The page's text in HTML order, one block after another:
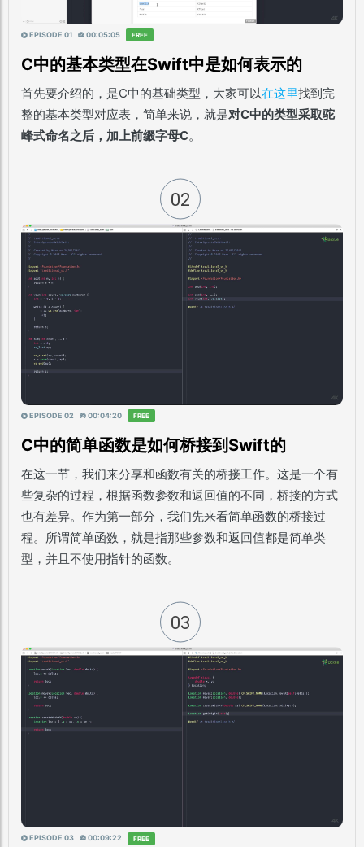
EPISODE 01 00:05:05 FREE
C中的基本类型在Swift中是如何表示的
首先要介绍的，是C中的基础类型，大家可以在这里找到完
整的基本类型对应表，简单来说，就是对C中的类型采取驼
峰式命名之后，加上前缀字母C。
02
EPISODE 02 00:04:20 FREE
C中的简单函数是如何桥接到Swift的
在这一节，我们来分享和函数有关的桥接工作。这是一个有
些复杂的过程，根据函数参数和返回值的不同，桥接的方式
也有差异。作为第一部分，我们先来看简单函数的桥接过
程。所谓简单函数，就是指那些参数和返回值都是简单类
型，并且不使用指针的函数。
03
EPISODE 03 00:09:22 FREE